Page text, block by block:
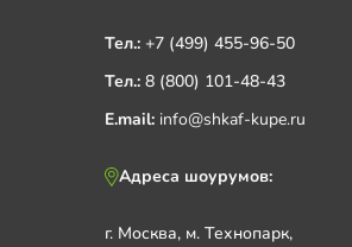
Тел.: +7 (499) 455-96-50
Тел.: 8 (800) 101-48-43
E.mail: info@shkaf-kupe.ru
Адреса шоурумов:
г. Москва, м. Технопарк,